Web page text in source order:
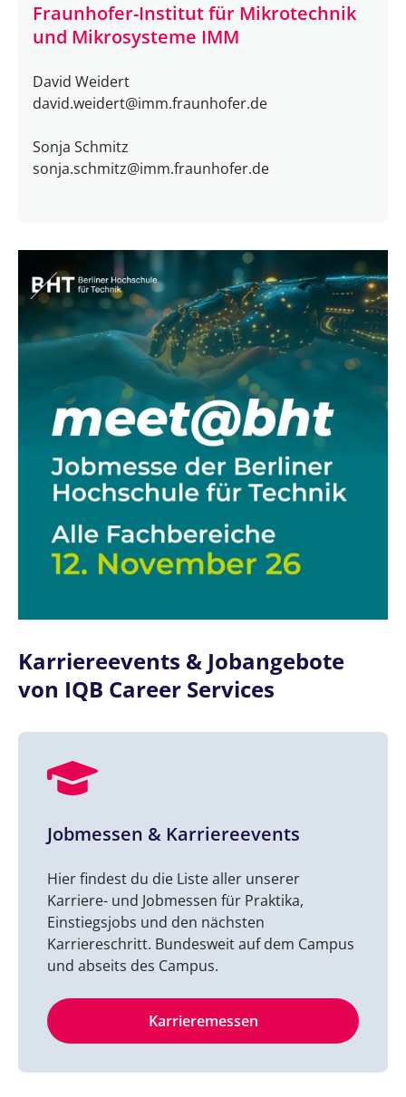
Fraunhofer-Institut für Mikrotechnik
und Mikrosysteme IMM
David Weidert
david.weidert@imm.fraunhofer.de
Sonja Schmitz
sonja.schmitz@imm.fraunhofer.de
Karriereevents & Jobangebote
von IQB Career Services
Jobmessen & Karriereevents
Hier findest du die Liste aller unserer
Karriere- und Jobmessen für Praktika,
Einstiegsjobs und den nächsten
Karriereschritt. Bundesweit auf dem Campus
und abseits des Campus.
Karrieremessen